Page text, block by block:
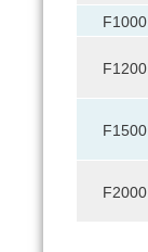
F1000
F1200
F1500
F2000